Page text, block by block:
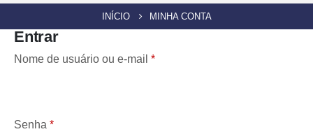
INÍCIO MINHA CONTA
Entrar
Nome de usuário ou e-mail *
Senha *